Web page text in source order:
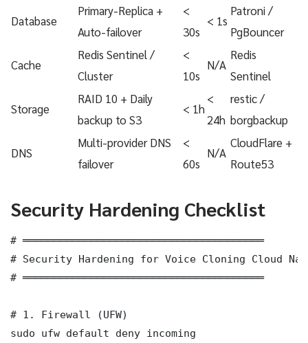
Database
Primary-Replica +
Auto-failover
<
30s
< 1s
Patroni /
PgBouncer
Cache
Redis Sentinel /
Cluster
<
10s
N/A
Redis
Sentinel
Storage
RAID 10 + Daily
backup to S3
< 1h
<
24h
restic /
borgbackup
DNS
Multi-provider DNS
failover
<
60s
N/A
CloudFlare +
Route53
Security Hardening Checklist
# ═══════════════════════════════════════
# Security Hardening for Voice Cloning Cloud
# ═══════════════════════════════════════
# 1. Firewall (UFW)
sudo ufw default deny incoming